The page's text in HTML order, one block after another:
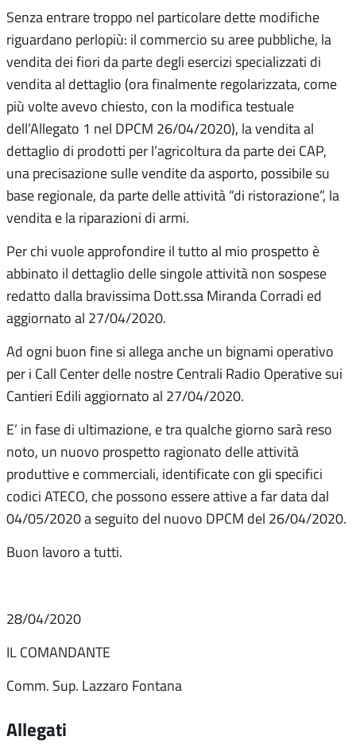
Senza entrare troppo nel particolare dette modifiche
riguardano perlopiù: il commercio su aree pubbliche, la
vendita dei fiori da parte degli esercizi specializzati di
vendita al dettaglio (ora finalmente regolarizzata, come
più volte avevo chiesto, con la modifica testuale
dell’Allegato 1 nel DPCM 26/04/2020), la vendita al
dettaglio di prodotti per l’agricoltura da parte dei CAP,
una precisazione sulle vendite da asporto, possibile su
base regionale, da parte delle attività “di ristorazione”, la
vendita e la riparazioni di armi.
Per chi vuole approfondire il tutto al mio prospetto è
abbinato il dettaglio delle singole attività non sospese
redatto dalla bravissima Dott.ssa Miranda Corradi ed
aggiornato al 27/04/2020.
Ad ogni buon fine si allega anche un bignami operativo
per i Call Center delle nostre Centrali Radio Operative sui
Cantieri Edili aggiornato al 27/04/2020.
E’ in fase di ultimazione, e tra qualche giorno sarà reso
noto, un nuovo prospetto ragionato delle attività
produttive e commerciali, identificate con gli specifici
codici ATECO, che possono essere attive a far data dal
04/05/2020 a seguito del nuovo DPCM del 26/04/2020.
Buon lavoro a tutti.
28/04/2020
IL COMANDANTE
Comm. Sup. Lazzaro Fontana
Allegati